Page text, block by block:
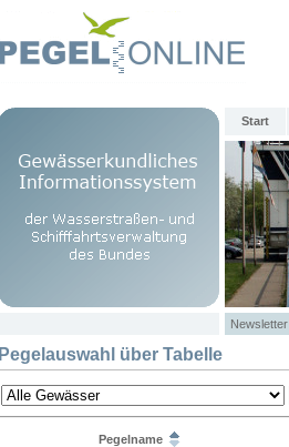
Start
Newsletter
Pegelauswahl über Tabelle
Pegelname